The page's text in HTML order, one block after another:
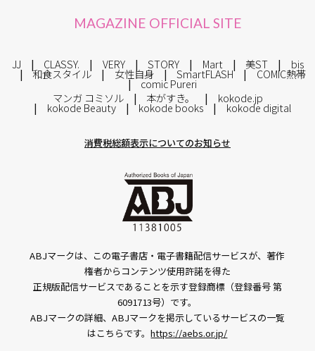
MAGAZINE OFFICIAL SITE
JJ CLASSY. VERY STORY Mart 美ST bis
和食スタイル 女性自身 SmartFLASH COMIC熱帯
comic Pureri
マンガ コミソル
本がすき。 kokode.jp
kokode Beauty kokode books kokode digital
消費税総額表示についてのお知らせ
ABJマークは、この電子書店・電子書籍配信サービスが、著作
権者からコンテンツ使用許諾を得た
正規版配信サービスであることを示す登録商標（登録番号 第
6091713号）です。
ABJマークの詳細、ABJマークを掲示しているサービスの一覧
はこちらです。https://aebs.or.jp/